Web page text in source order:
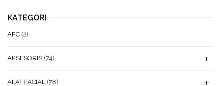
KATEGORI
AFC (2)
AKSESORIS (74)
ALAT FACIAL (78)